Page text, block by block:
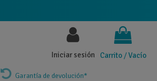
Carrito /Vacío
Iniciar sesión
Garantía de devolución*